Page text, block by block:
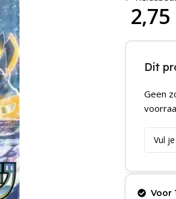
2,75
Dit
Geen
Voor